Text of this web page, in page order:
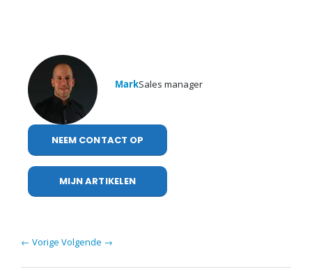
MarkSales manager
NEEM CONTACT OP
MIJN ARTIKELEN
← Vorige Volgende →